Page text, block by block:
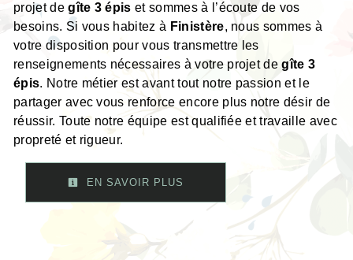
projet degîte 3 épis et sommes à l’écoute de vos
besoins. Si vous habitez à Finistère, nous sommes à
votre disposition pour vous transmettre les
renseignements nécessaires à votre projet degîte 3
épis. Notre métier est avant tout notre passion et le
partager avec vous renforce encore plus notre désir de
réussir. Toute notre équipe est qualifiée et travaille avec
propreté et rigueur.
EN SAVOIR PLUS